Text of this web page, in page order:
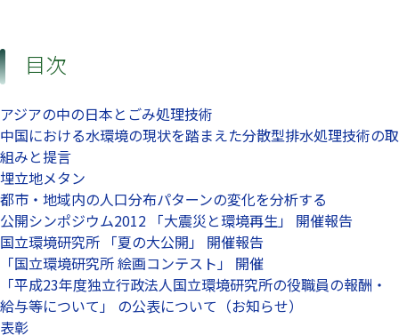
目次
アジアの中の日本とごみ処理技術
中国における水環境の現状を踏まえた分散型排水処理技術の取
組みと提言
埋立地メタン
都市・地域内の人口分布パターンの変化を分析する
公開シンポジウム2012 「大震災と環境再生」 開催報告
国立環境研究所 「夏の大公開」 開催報告
「国立環境研究所 絵画コンテスト」 開催
「平成23年度独立行政法人国立環境研究所の役職員の報酬・
給与等について」 の公表について（お知らせ）
表彰